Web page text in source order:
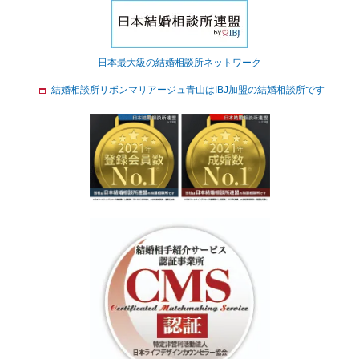
日本最大級の結婚相談所ネットワーク
結婚相談所リボンマリアージュ青山はIBJ加盟の結婚相談所です